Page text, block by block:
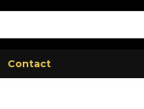
Contact